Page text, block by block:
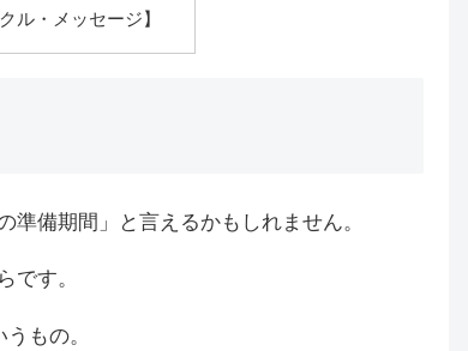
ル・メッセージ】
備期間」と言えるかもしれません。
です。
もの。